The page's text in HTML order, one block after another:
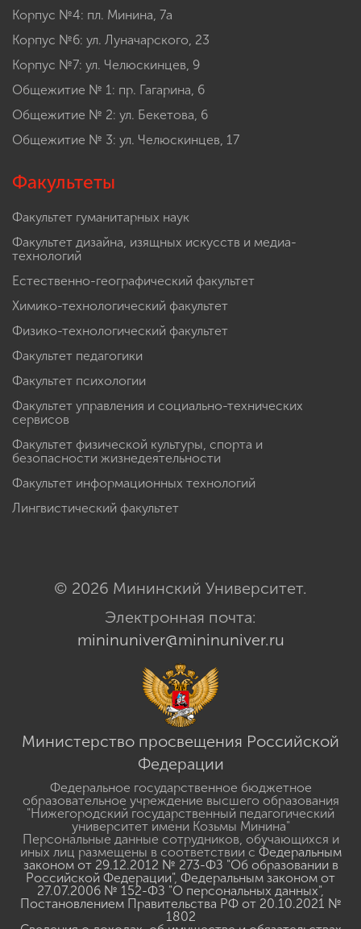
Корпус №4: пл. Минина, 7а
Корпус №6: ул. Луначарского, 23
Корпус №7: ул. Челюскинцев, 9
Общежитие № 1: пр. Гагарина, 6
Общежитие № 2: ул. Бекетова, 6
Общежитие № 3: ул. Челюскинцев, 17
Факультеты
Факультет гуманитарных наук
Факультет дизайна, изящных искусств и медиа-
технологий
Естественно-географический факультет
Химико-технологический факультет
Физико-технологический факультет
Факультет педагогики
Факультет психологии
Факультет управления и социально-технических
сервисов
Факультет физической культуры, спорта и
безопасности жизнедеятельности
Факультет информационных технологий
Лингвистический факультет
© 2026 Мининский Университет.
Электронная почта:
mininuniver@mininuniver.ru
Министерство просвещения Российской
Федерации
Федеральное государственное бюджетное
образовательное учреждение высшего образования
"Нижегородский государственный педагогический
университет имени Козьмы Минина"
Персональные данные сотрудников, обучающихся и
иных лиц размещены в соответствии с Федеральным
законом от 29.12.2012 № 273-ФЗ "Об образовании в
Российской Федерации", Федеральным законом от
27.07.2006 № 152-ФЗ "О персональных данных",
Постановлением Правительства РФ от 20.10.2021 №
1802